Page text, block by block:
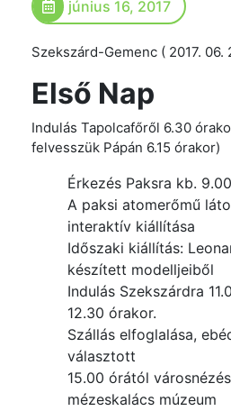
június 16, 2017
Szekszárd-Gemenc ( 2017. 06.
Első Nap
Indulás Tapolcafőről 6.30
felvesszük Pápán 6.15 órakor)
Érkezés Paksra kb.
A paksi atomerőmű
interaktív kiállítása
Időszaki kiállítás:
készített modelljeiből
Indulás Szekszárdra
12.30 órakor.
Szállás elfoglalása,
választott
15.00 órától
mézeskalács múzeum